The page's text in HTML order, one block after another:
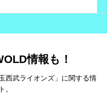
情報も！
西武ライオンズ」に関する情
。